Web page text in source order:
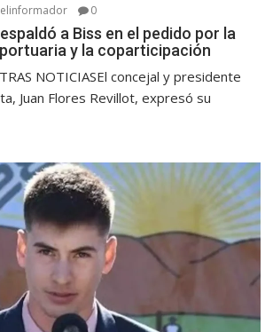
elinformador 0
a Biss en el pedido por la
y la coparticipación
NOTICIASEl concejal y presidente
Juan Flores Revillot, expresó su